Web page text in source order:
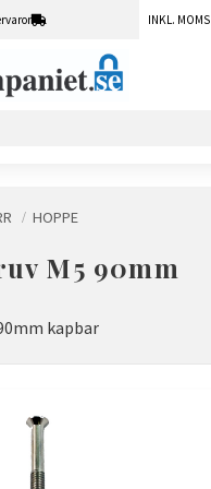
INKL. MOMS
HOPPE
M5 90mm
kapbar